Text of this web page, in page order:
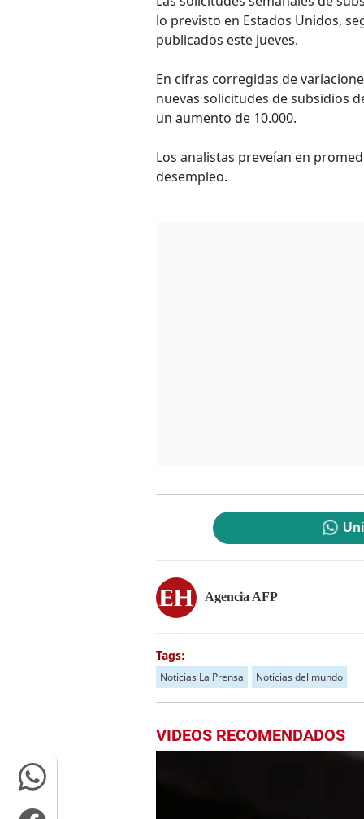
lo previsto en Estados Unidos,
publicados este jueves.
En cifras corregidas de
nuevas solicitudes de subsidios
un aumento de 10.000.
Los analistas preveían en
desempleo.
Agencia AFP
Tags:
Noticias La Prensa Noticias del mundo
VIDEOS RECOMENDADOS